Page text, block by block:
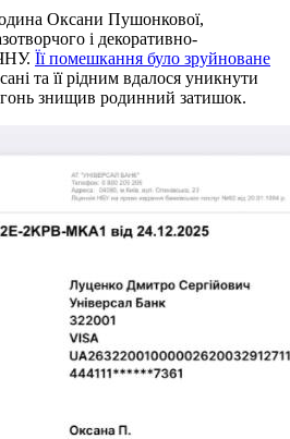
Оксани Пушонкової,
і декоративно-
Її помешкання було зруйноване
та її рідним вдалося уникнути
знищив родинний затишок.